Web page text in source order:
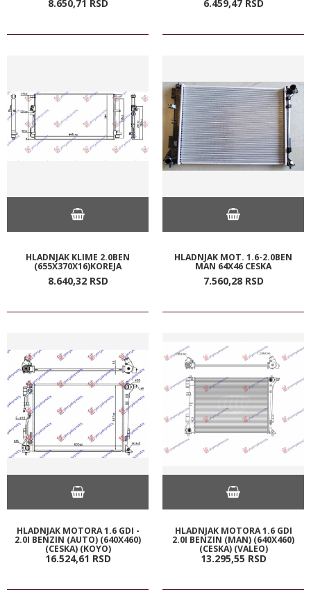
8.650,71 RSD 6.459,47 RSD
HLADNJAK KLIME 2.0BEN
(655X370X16)KOREJA
8.640,32 RSD
HLADNJAK MOT. 1.6-2.0BEN
MAN 64X46 CESKA
7.560,28 RSD
HLADNJAK MOTORA 1.6 GDI -
2.0I BENZIN (AUTO) (640X460)
(CESKA) (KOYO)
16.524,61 RSD
HLADNJAK MOTORA 1.6 GDI
2.0I BENZIN (MAN) (640X460)
(CESKA) (VALEO)
13.295,55 RSD